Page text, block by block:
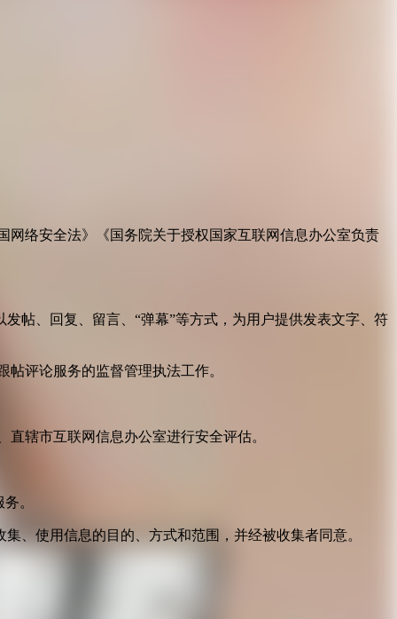
络安全法》《国务院关于授权国家互联网信息办公室负责
帖、回复、留言、“弹幕”等方式，为用户提供发表文字、符
评论服务的监督管理执法工作。
辖市互联网信息办公室进行安全评估。
。
、使用信息的目的、方式和范围，并经被收集者同意。